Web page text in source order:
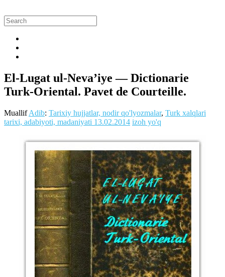
El-Lugat ul-Neva’iye — Dictionarie
Turk-Oriental. Pavet de Courteille.
MuallifAdib: Tarixiy hujjatlar, nodir qo'lyozmalar, Turk xalqlari
tarixi, adabiyoti, madaniyati 13.02.2014 izoh yo'q